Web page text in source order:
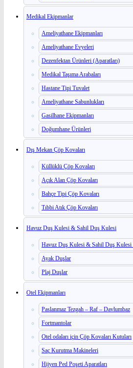
Medikal Ekipmanlar
Ameliyathane Ekipmanları
Ameliyathane Evyeleri
Dezenfektan Ürünleri (Aparatları)
Medikal Taşıma Arabaları
Hastane Tipi Tuvalet
Ameliyathane Sabunlukları
Gasilhane Ekipmanları
Doğumhane Ürünleri
Dış Mekan Çöp Kovaları
Küllüklü Çöp Kovaları
Açık Alan Çöp Kovaları
Bahçe Tipi Çöp Kovaları
Tıbbi Atık Çöp Kovaları
Havuz Duş Kulesi & Sahil Duş Kulesi
Havuz Duş Kulesi & Sahil Duş Kulesi
Ayak Duşlar
Plaj Duşlar
Otel Ekipmanları
Paslanmaz Tezgah – Raf – Davlumbaz
Fortmantolar
Otel odaları için Çöp Kovaları Kutuları
Saç Kurutma Makineleri
Hijyen Ped Poşeti Aparatları